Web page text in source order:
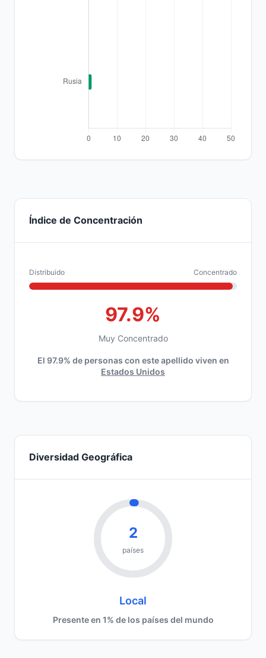
Índice de Concentración
Distribuido Concentrado
97.9%
Muy Concentrado
El 97.9% de personas con este apellido viven en
Estados Unidos
Diversidad Geográfica
2
países
Local
Presente en 1% de los países del mundo